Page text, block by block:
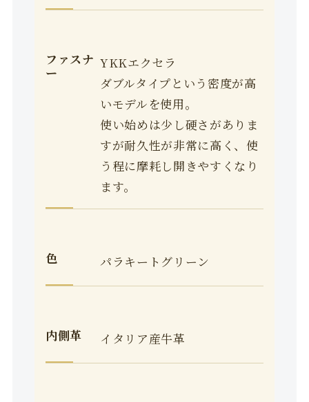
ファスナ
ー
YKKエクセラ
ダブルタイプという密度が高
いモデルを使用。
使い始めは少し硬さがありま
すが耐久性が非常に高く、使
う程に摩耗し開きやすくなり
ます。
色 パラキートグリーン
内側革 イタリア産牛革